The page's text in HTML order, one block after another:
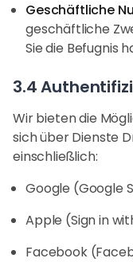
Geschäftliche
geschäftliche
Sie die Befugnis
3.4
Wir bieten die
sich über Dienste
einschließlich:
Google (Google
Apple (Sign in
Facebook